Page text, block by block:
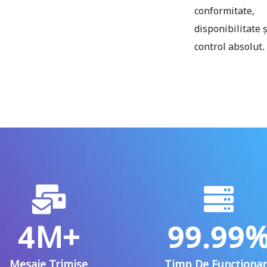
conformitate,
disponibilitate
control absolut.
4M+